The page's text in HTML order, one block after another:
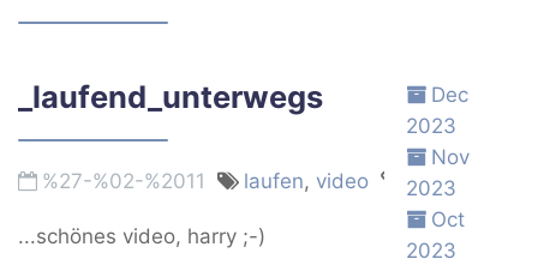
_laufend_unterwegs
%27-%02-%2011 laufen, video Permalink
...schönes video, harry ;-)
Dec
2023
Nov
2023
Oct
2023